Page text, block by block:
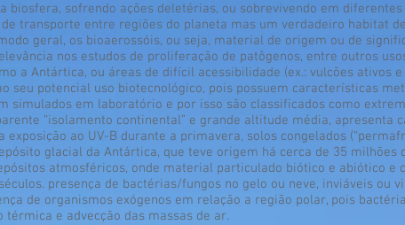
biosfera, sofrendo ações deletérias, ou sobrevivendo em
transporte entre regiões do planeta mas um verdadeiro habitat
geral, os bioaerossóis, ou seja, material de origem ou de
nos estudos de proliferação de patôgenos, entre outros
a Antártica, ou áreas de difícil acessibilidade (ex.: vulcões ativos
seu potencial uso biotecnológico, pois possuem características
simulados em laboratório e por isso são classificados como
“isolamento continental” e grande altitude média, apresenta
ao UV-B durante a primavera, solos congelados
glacial da Antártica, que teve origem há cerca de 35 milhões
atmosféricos, onde material particulado biótico e abiótico e
presença de bactérias/fungos no gelo ou neve, inviáveis ou
de organismos exógenos em relação a região polar, pois
e advecção das massas de ar.